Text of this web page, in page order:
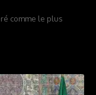
comme le plus